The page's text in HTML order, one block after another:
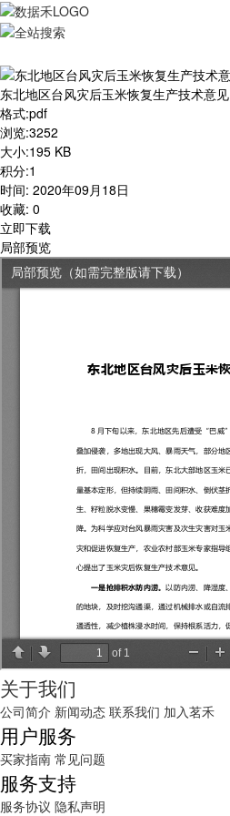
东北地区台风灾后玉米恢复生产技术意见
格式:pdf
浏览:3252
大小:195 KB
积分:1
时间: 2020年09月18日
收藏: 0
立即下载
局部预览
关于我们
公司简介 新闻动态 联系我们 加入茗禾
用户服务
买家指南 常见问题
服务支持
服务协议 隐私声明